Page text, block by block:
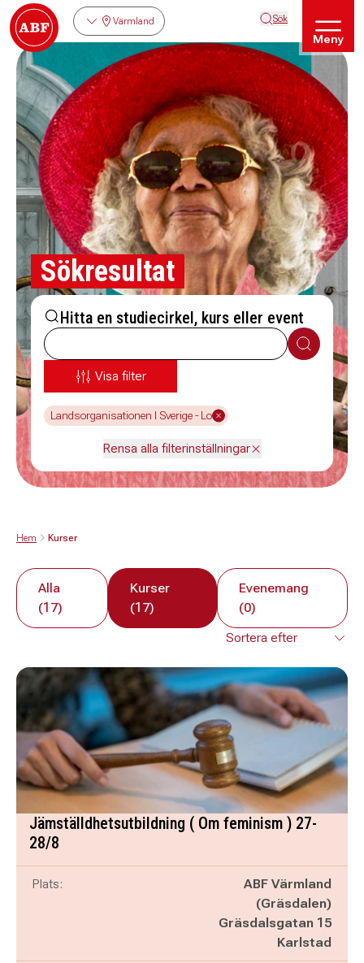
Värmland Sök
Meny
Sökresultat
Hitta en studiecirkel, kurs eller event
Sök
Visa filter
Landsorganisationen I Sverige - Lo
Rensa alla filterinställningar
Hem Kurser
Alla
(17)
Kurser
(17)
Evenemang
(0)
Jämställdhetsutbildning ( Om feminism ) 27-
28/8
Plats:
ABF Värmland
(Gräsdalen)
Gräsdalsgatan 15
Karlstad